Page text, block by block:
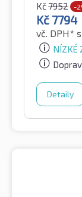
Kč7952 -
Kč 7794
vč. DPH*
NÍZKÉ
Detaily